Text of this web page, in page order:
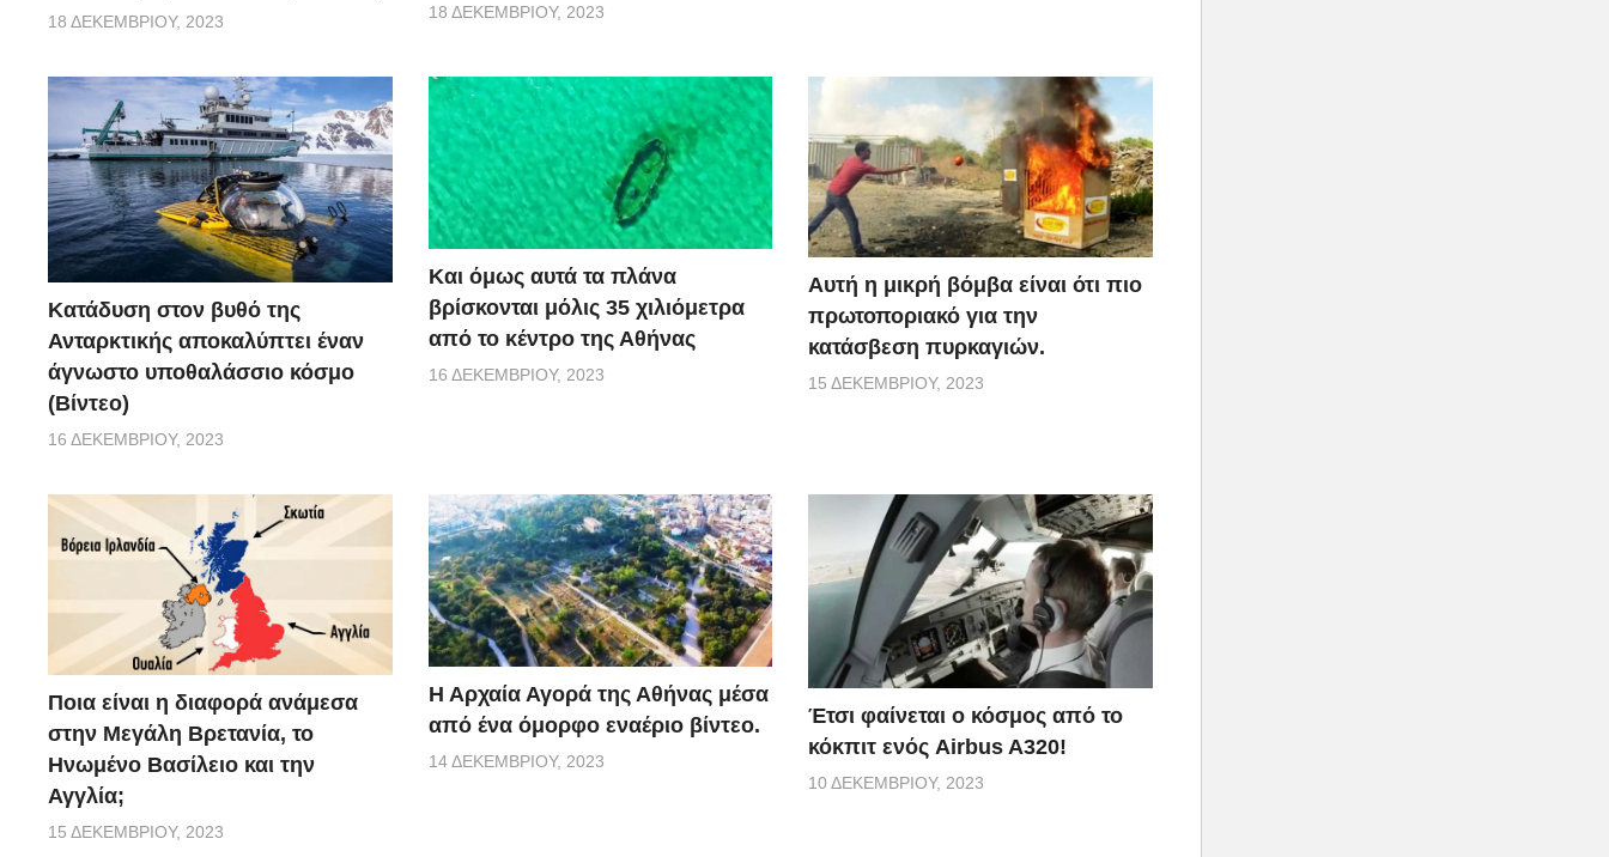
18 ΔΕΚΕΜΒΡΊΟΥ, 2023 18 ΔΕΚΕΜΒΡΊΟΥ, 2023
Κατάδυση στον βυθό της
Ανταρκτικής αποκαλύπτει έναν
άγνωστο υποθαλάσσιο κόσμο
(Βίντεο)
16 ΔΕΚΕΜΒΡΊΟΥ, 2023
Και όμως αυτά τα πλάνα
βρίσκονται μόλις 35 χιλιόμετρα
από το κέντρο της Αθήνας
16 ΔΕΚΕΜΒΡΊΟΥ, 2023
Αυτή η μικρή βόμβα είναι ότι πιο
πρωτοποριακό για την
κατάσβεση πυρκαγιών.
15 ΔΕΚΕΜΒΡΊΟΥ, 2023
Ποια είναι η διαφορά ανάμεσα
στην Μεγάλη Βρετανία, το
Ηνωμένο Βασίλειο και την
Αγγλία;
15 ΔΕΚΕΜΒΡΊΟΥ, 2023
Η Αρχαία Αγορά της Αθήνας μέσα
από ένα όμορφο εναέριο βίντεο.
14 ΔΕΚΕΜΒΡΊΟΥ, 2023
Έτσι φαίνεται ο κόσμος από το
κόκπιτ ενός Airbus A320!
10 ΔΕΚΕΜΒΡΊΟΥ, 2023